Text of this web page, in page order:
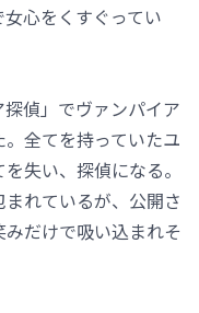
心をくすぐってい
偵」でヴァンパイア
全てを持っていたユ
失い、探偵になる。
れているが、公開さ
だけで吸い込まれそ